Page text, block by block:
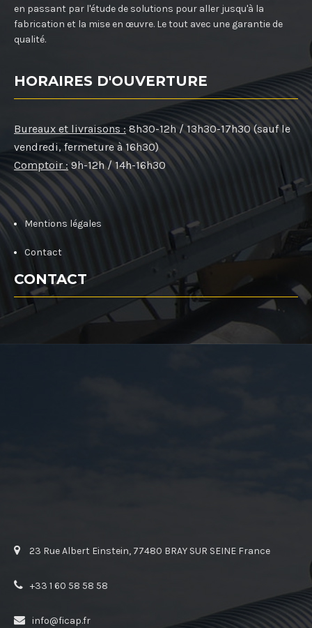
en passant par l'étude de solutions pour aller jusqu'à la
fabrication et la mise en œuvre. Le tout avec une garantie de
qualité.
HORAIRES D'OUVERTURE
Bureaux et livraisons : 8h30-12h / 13h30-17h30 (sauf le
vendredi, fermeture à 16h30)
Comptoir : 9h-12h / 14h-16h30
Mentions légales
Contact
CONTACT
23 Rue Albert Einstein, 77480 BRAY SUR SEINE France
+33 1 60 58 58 58
info@ficap.fr